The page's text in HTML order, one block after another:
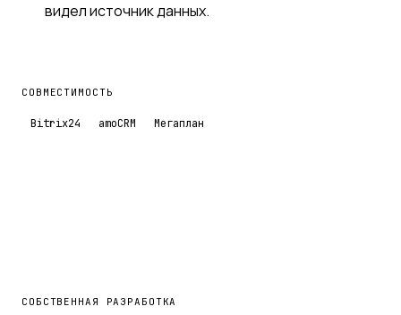
видел источник данных.
СОВМЕСТИМОСТЬ
Bitrix24 amoCRM Мегаплан
СОБСТВЕННАЯ РАЗРАБОТКА